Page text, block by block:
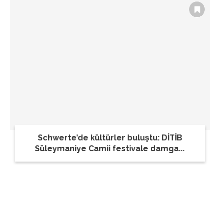
Schwerte’de kültürler buluştu: DİTİB
Süleymaniye Camii festivale damga...